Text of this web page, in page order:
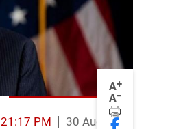
A+
A-
30 Aug 2023
21:17 PM